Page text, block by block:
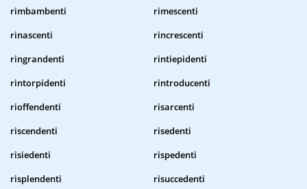
rimbambenti
rimescenti
rinascenti
rincrescenti
ringrandenti
rintiepidenti
rintorpidenti
rintroducenti
rioffendenti
risarcenti
riscendenti
risedenti
risiedenti
rispedenti
risplendenti
risuccedenti